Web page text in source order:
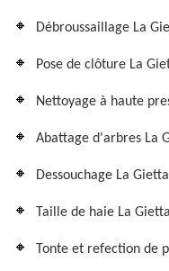
Débroussaillage La
Pose de clôture La
Nettoyage à haute
Abattage d'arbres La
Dessouchage La
Taille de haie La
Tonte et refection de